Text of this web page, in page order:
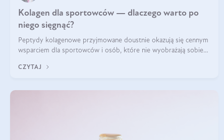
Kolagen dla sportowców — dlaczego warto po
niego sięgnąć?
Peptydy kolagenowe przyjmowane doustnie okazują się cennym
wsparciem dla sportowców i osób, które nie wyobrażają sobie
CZYTAJ